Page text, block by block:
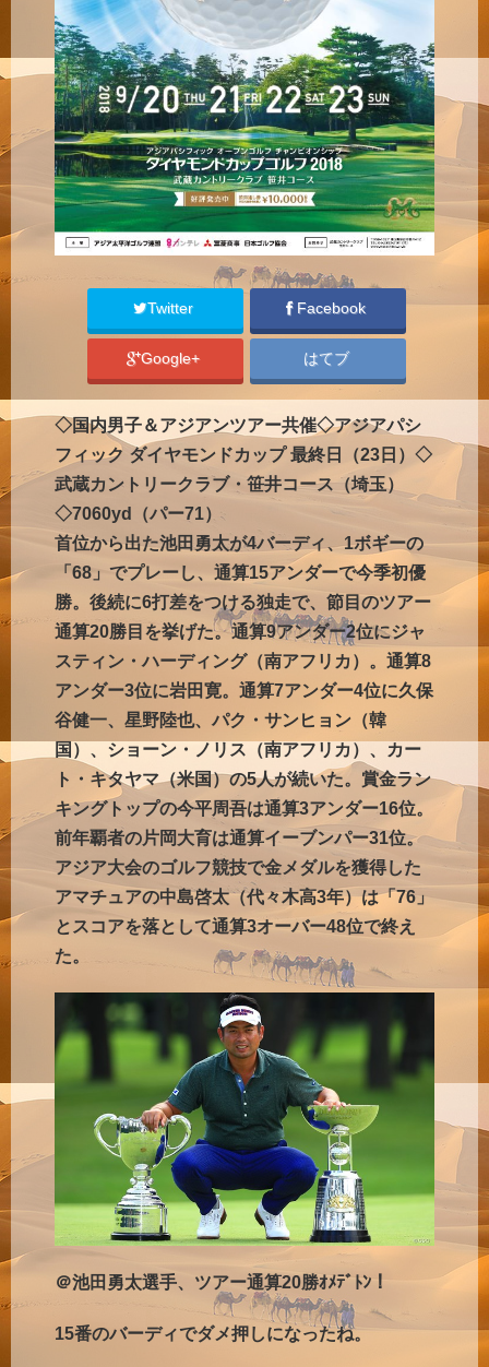
Twitter Facebook
Google+ はてブ
◇国内男子＆アジアンツアー共催◇アジアパシ
フィック ダイヤモンドカップ 最終日（23日）◇
武蔵カントリークラブ・笹井コース（埼玉）
◇7060yd（パー71）
首位から出た池田勇太が4バーディ、1ボギーの
「68」でプレーし、通算15アンダーで今季初優
勝。後続に6打差をつける独走で、節目のツアー
通算20勝目を挙げた。通算9アンダー2位にジャ
スティン・ハーディング（南アフリカ）。通算8
アンダー3位に岩田寛。通算7アンダー4位に久保
谷健一、星野陸也、パク・サンヒョン（韓
国）、ショーン・ノリス（南アフリカ）、カー
ト・キタヤマ（米国）の5人が続いた。賞金ラン
キングトップの今平周吾は通算3アンダー16位。
前年覇者の片岡大育は通算イーブンパー31位。
アジア大会のゴルフ競技で金メダルを獲得した
アマチュアの中島啓太（代々木高3年）は「76」
とスコアを落として通算3オーバー48位で終え
た。
＠池田勇太選手、ツアー通算20勝ｵﾒﾃﾞﾄﾝ！
15番のバーディでダメ押しになったね。